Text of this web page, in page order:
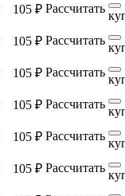
105 ₽ Рассчитать
105 ₽ Рассчитать
105 ₽ Рассчитать
105 ₽ Рассчитать
105 ₽ Рассчитать
105 ₽ Рассчитать